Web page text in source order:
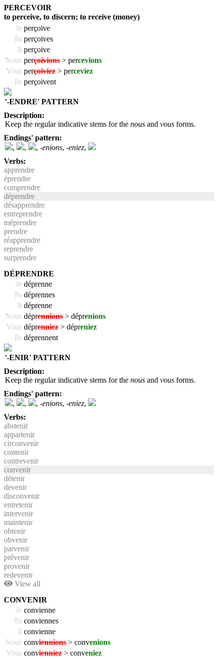
PERCEVOIR
to perceive, to discern; to receive (money)
Je perçoive
Tu perçoives
Il perçoive
Nous perçoivions > percevions
Vous perçoiviez > perceviez
Ils perçoivent
'-ENDRE' PATTERN
Description:
Keep the regular indicative stems for the nous and vous forms.
Endings' pattern:
,
, , -enions, -eniez,
Verbs:
apprendre
éprendre
comprendre
déprendre
désapprendre
entreprendre
méprendre
prendre
réapprendre
reprendre
surprendre
DÉPRENDRE
Je déprenne
Tu déprennes
Il déprenne
Nous déprennions > déprenions
Vous déprenniez > dépreniez
Ils déprennent
'-ENIR' PATTERN
Description:
Keep the regular indicative stems for the nous and vous forms.
Endings' pattern:
,
, , -enions, -eniez,
Verbs:
abstenir
appartenir
circonvenir
contenir
contrevenir
convenir
détenir
devenir
disconvenir
entretenir
intervenir
maintenir
obtenir
obvenir
parvenir
prévenir
provenir
redevenir
View all
CONVENIR
Je convienne
Tu conviennes
Il convienne
Nous conviennions > convenions
Vous convienniez > conveniez